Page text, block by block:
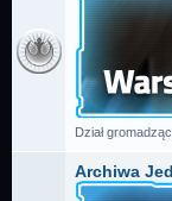
Dział
Archiwa